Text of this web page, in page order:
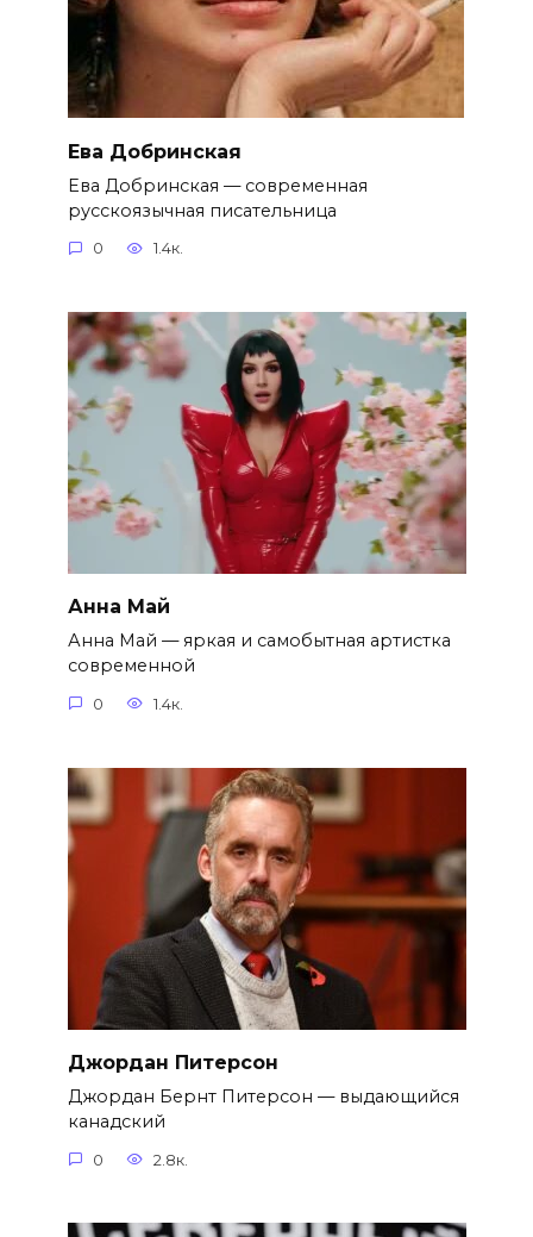
Ева Добринская
Ева Добринская — современная
русскоязычная писательница
0 1.4к.
Анна Май
Анна Май — яркая и самобытная артистка
современной
0 1.4к.
Джордан Питерсон
Джордан Бернт Питерсон — выдающийся
канадский
0 2.8к.